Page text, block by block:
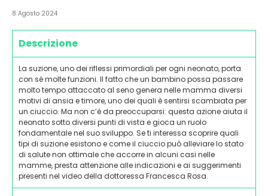
8 Agosto 2024
Descrizione
La suzione, uno dei riflessi primordiali per ogni neonato, porta
con sé molte funzioni. Il fatto che un bambino possa passare
molto tempo attaccato al seno genera nelle mamma diversi
motivi di ansia e timore, uno dei quali è sentirsi scambiata per
un ciuccio. Ma non c’è da preoccuparsi: questa azione aiuta il
neonato sotto diversi punti di vista e gioca un ruolo
fondamentale nel suo sviluppo. Se ti interessa scoprire quali
tipi di suzione esistono e come il ciuccio può alleviare lo stato
di salute non ottimale che accorre in alcuni casi nelle
mamme, presta attenzione alle indicazioni e ai suggerimenti
presenti nel video della dottoressa Francesca Rosa.